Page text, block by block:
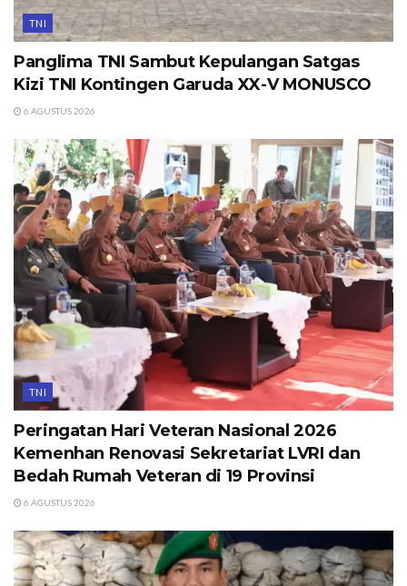
TNI
Panglima TNI Sambut Kepulangan Satgas
Kizi TNI Kontingen Garuda XX-V MONUSCO
6 AGUSTUS 2026
TNI
Peringatan Hari Veteran Nasional 2026
Kemenhan Renovasi Sekretariat LVRI dan
Bedah Rumah Veteran di 19 Provinsi
6 AGUSTUS 2026